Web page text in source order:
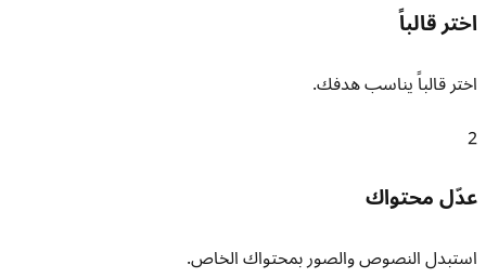
اختر قالباً
اختر قالباً يناسب هدفك.
2
عدّل محتواك
استبدل النصوص والصور بمحتواك الخاص.